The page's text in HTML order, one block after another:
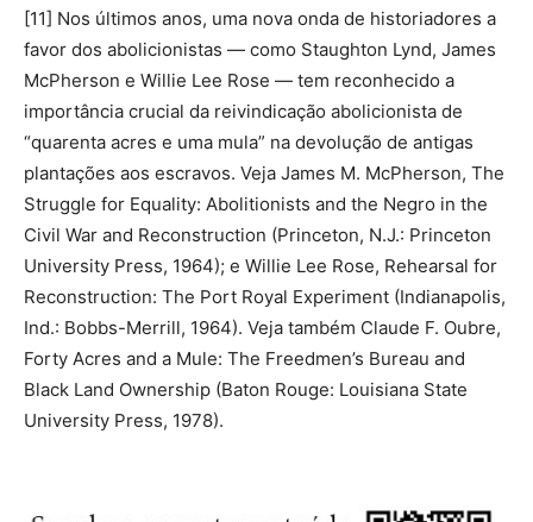
[11] Nos últimos anos, uma nova onda de historiadores a
favor dos abolicionistas — como Staughton Lynd, James
McPherson e Willie Lee Rose — tem reconhecido a
importância crucial da reivindicação abolicionista de
“quarenta acres e uma mula” na devolução de antigas
plantações aos escravos. Veja James M. McPherson, The
Struggle for Equality: Abolitionists and the Negro in the
Civil War and Reconstruction (Princeton, N.J.: Princeton
University Press, 1964); e Willie Lee Rose, Rehearsal for
Reconstruction: The Port Royal Experiment (Indianapolis,
Ind.: Bobbs-Merrill, 1964). Veja também Claude F. Oubre,
Forty Acres and a Mule: The Freedmen’s Bureau and
Black Land Ownership (Baton Rouge: Louisiana State
University Press, 1978).